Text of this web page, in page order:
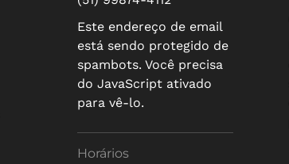
Este endereço de email
está sendo protegido de
spambots. Você precisa
do JavaScript ativado
para vê-lo.
Horários